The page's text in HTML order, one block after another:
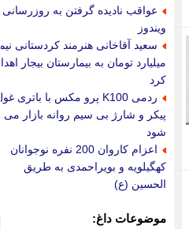
عواقب نادیده گرفتن به روزرسانی
ویندوز
سعید آقاخانی هنرمند کردستانی نیم
میلیارد تومان به بیمارستان بیجار اهدا
کرد
ردمی K100 پرو مکس با باتری غول
پیکر و شارژ بی سیم روانه بازار می
شود
اعزام کاروان 200 نفره نوجوانان
کهگیلویه و بویراحمدی به طریق
الحسین (ع)
موضوعات داغ: